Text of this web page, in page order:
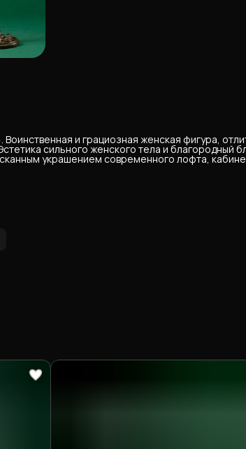
и грациозная женская фигура,
сильного женского тела и благородный
украшением современного лофта,